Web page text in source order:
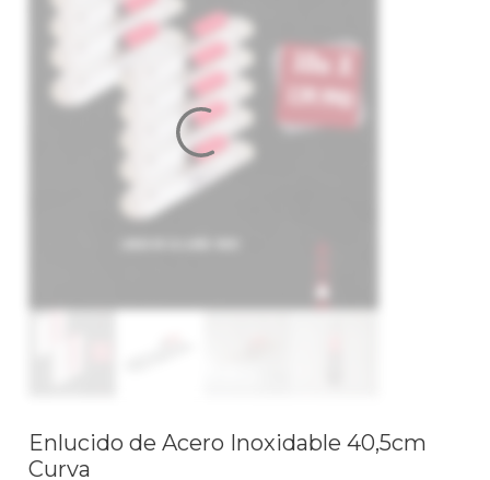
Enlucido de Acero Inoxidable 40,5cm
Curva
$199.900.
Inoxidable
40,5cm